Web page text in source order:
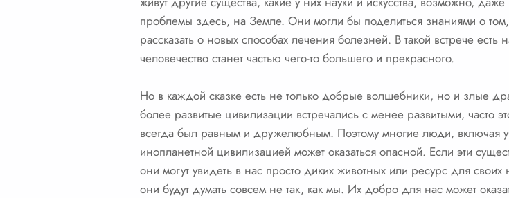
проблемы здесь, на Земле. Они могли бы поделиться знаниями о
рассказать о новых способах лечения болезней. В такой встрече
человечество станет частью чего-то большего и прекрасного.
Но в каждой сказке есть не только добрые волшебники, но и злые
более развитые цивилизации встречались с менее развитыми, часто
всегда был равным и дружелюбным. Поэтому многие люди, включая
инопланетной цивилизацией может оказаться опасной. Если эти
они могут увидеть в нас просто диких животных или ресурс для
они будут думать совсем не так, как мы. Их добро для нас может